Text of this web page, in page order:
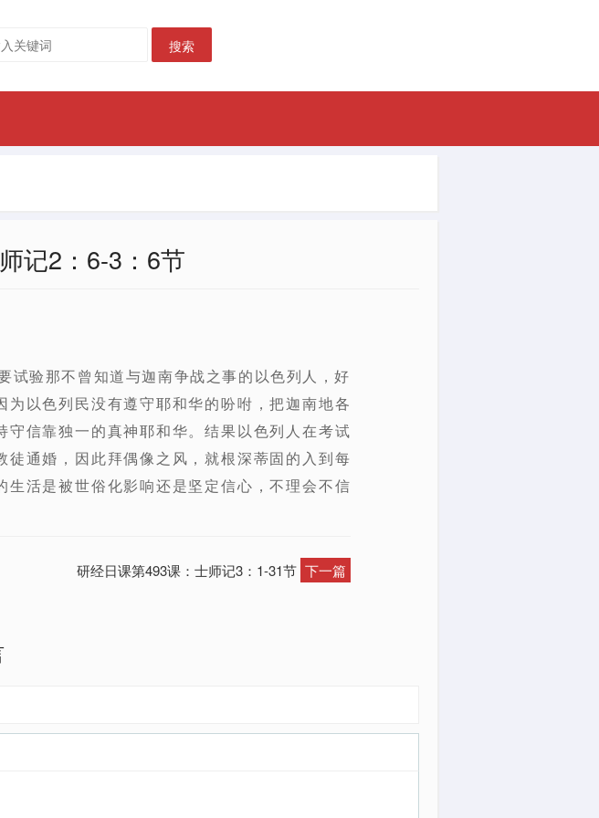
搜索
记2：6-3：6节
验那不曾知道与迦南争战之事的以色列人，好
以色列民没有遵守耶和华的吩咐，把迦南地各
信靠独一的真神耶和华。结果以色列人在考试
通婚，因此拜偶像之风，就根深蒂固的入到每
活是被世俗化影响还是坚定信心，不理会不信
研经日课第493课：士师记3：1-31节 下一篇